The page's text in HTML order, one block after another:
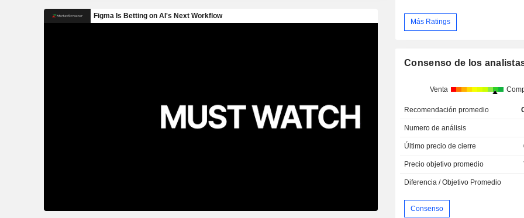
Más Ratings
Consenso de los
Venta
Recomendación promedio
Numero de análisis
Último precio de cierre
Precio objetivo promedio
Diferencia / Objetivo Promedio
Consenso